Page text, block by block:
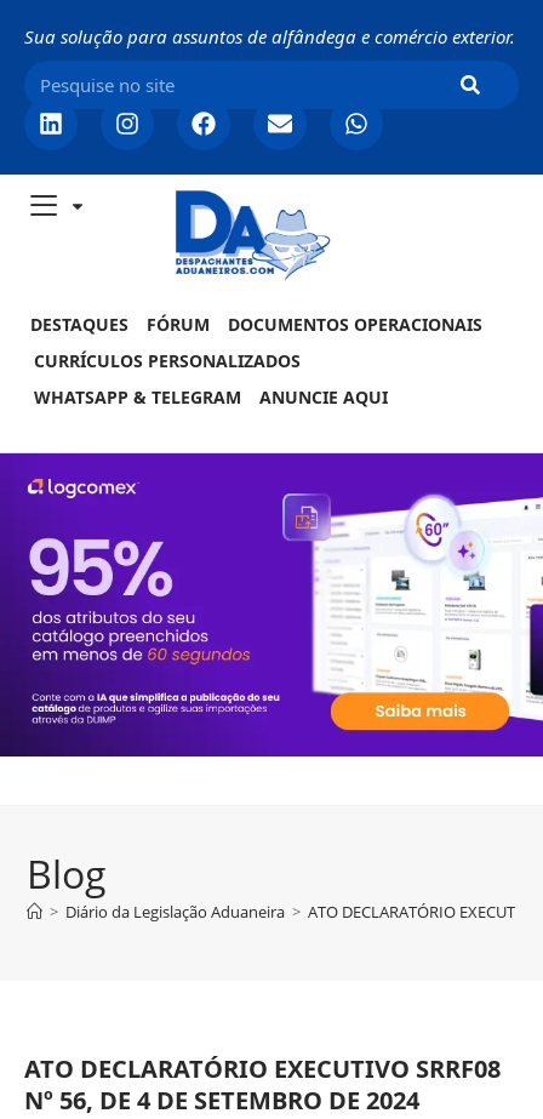
Sua solução para assuntos de alfândega e comércio exterior.
DESTAQUES FÓRUM
DOCUMENTOS OPERACIONAIS
CURRÍCULOS PERSONALIZADOS
WHATSAPP & TELEGRAM
ANUNCIE AQUI
Blog
> Diário da Legislação Aduaneira > ATO DECLARATÓRIO
ATO DECLARATÓRIO EXECUTIVO SRRF08
Nº 56, DE 4 DE SETEMBRO DE 2024